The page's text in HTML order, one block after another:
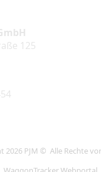
125
2026 PJM © Alle Rechte